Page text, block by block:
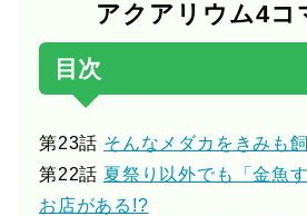
アクアリウム4コ
目次
第23話 そんなメダカをきみも
第22話 夏祭り以外でも「金魚
お店がある!?